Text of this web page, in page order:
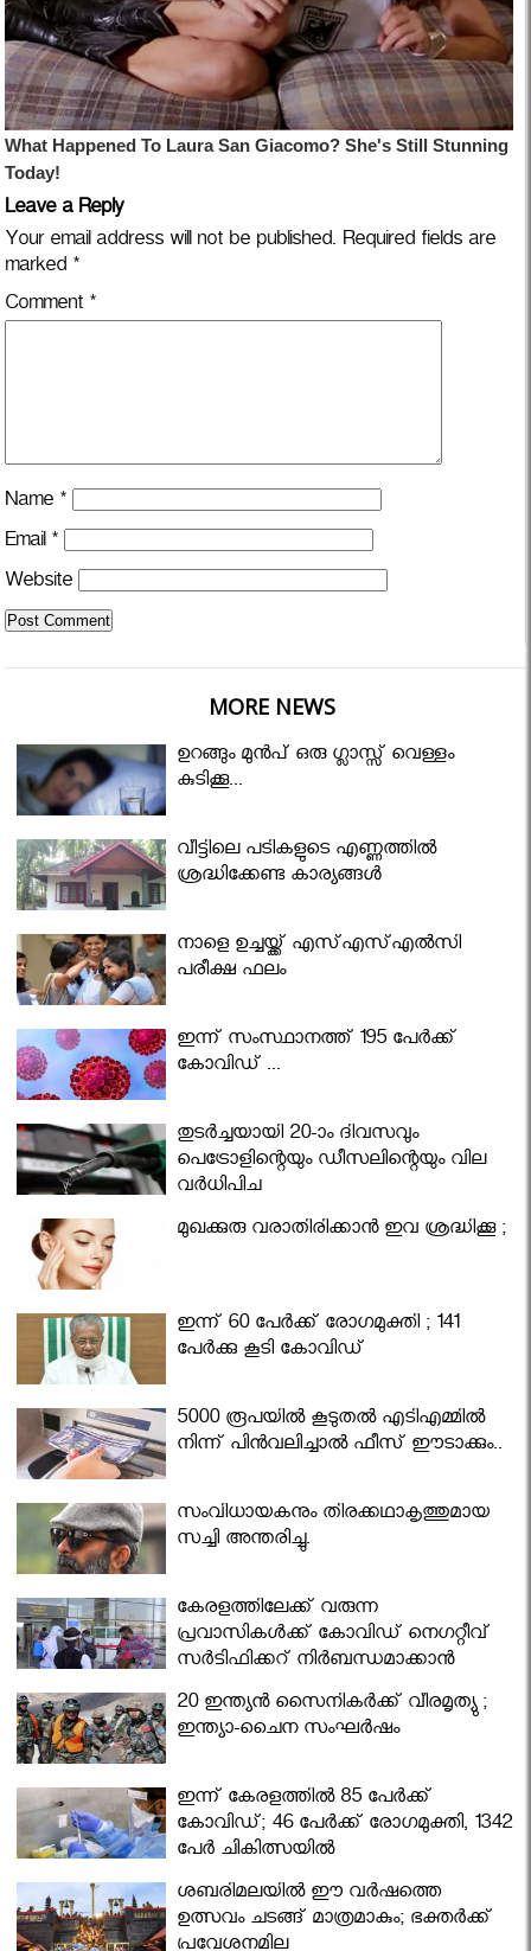
Leave a Reply
Your email address will not be published. Required fields are
marked *
Comment *
Name *
Email *
Website
MORE NEWS
ഉറങ്ങും മുന്‍പ് ഒരു ഗ്ലാസ്സ് വെള്ളം
കുടിക്കൂ...
വീട്ടിലെ പടികളുടെ എണ്ണത്തിൽ
ശ്രദ്ധിക്കേണ്ട കാര്യങ്ങൾ
നാളെ ഉച്ചയ്ക്ക് എസ്എസ്എല്‍സി
പരീക്ഷ ഫലം
ഇന്ന് സംസ്ഥാനത്ത് 195 പേര്‍ക്ക്
കോവിഡ് ...
തുടർച്ചയായി 20-ാം ദിവസവും
പെട്രോളിന്റെയും ഡീസലിന്റെയും വില
വര്‍ധിപ്പിച്ചു
മുഖക്കുരു വരാതിരിക്കാന്‍ ഇവ ശ്രദ്ധിക്കൂ ;
ഇന്ന് 60 പേർക്ക് രോഗമുക്തി ; 141
പേര്‍ക്കു കൂടി കോവിഡ്
5000 രൂപയിൽ കൂടുതൽ എടിഎമ്മിൽ
നിന്ന് പിൻവലിച്ചാൽ ഫീസ് ഈടാക്കും..
സംവിധായകനും തിരക്കഥാകൃത്തുമായ
സച്ചി അന്തരിച്ചു.
കേരളത്തിലേക്ക് വരുന്ന
പ്രവാസികള്‍ക്ക് കോവിഡ് നെഗറ്റീവ്
സര്‍ട്ടിഫിക്കറ്റ് നിർബന്ധമാക്കാൻ
മന്ത്രിസഭ
20 ഇന്ത്യൻ സൈനികർക്ക് വീരമൃത്യു ;
ഇന്ത്യാ-ചൈന സംഘർഷം
ഇന്ന് കേരളത്തിൽ 85 പേർക്ക്
കോവിഡ്; 46 പേർക്ക് രോഗമുക്തി, 1342
പേർ ചികിത്സയിൽ
ശബരിമലയില്‍ ഈ വർഷത്തെ
ഉത്സവം ചടങ്ങ് മാത്രമാകും; ഭക്തർക്ക്